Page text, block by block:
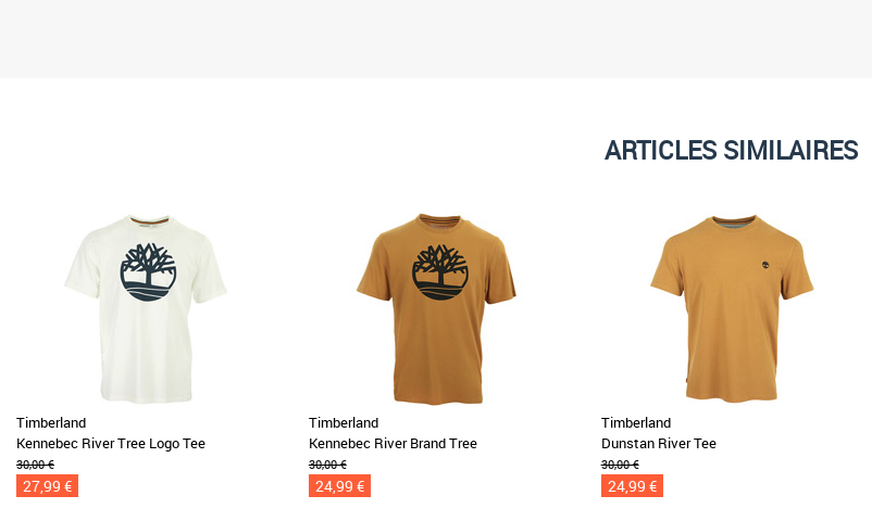
ARTICLES SIMILAIRES
Timberland
Kennebec River Tree Logo Tee
30,00 €
27,99 €
Timberland
Kennebec River Brand Tree
30,00 €
24,99 €
Timberland
Dunstan River Tee
30,00 €
24,99 €